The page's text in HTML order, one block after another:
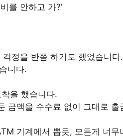
를 안하고 가?’
걱정을 반쯤 하기도 했었습니다.
니다.
을 했습니다.
금액을 수수료 없이 그대로 출
기계에서 뽑듯, 모든게 너무